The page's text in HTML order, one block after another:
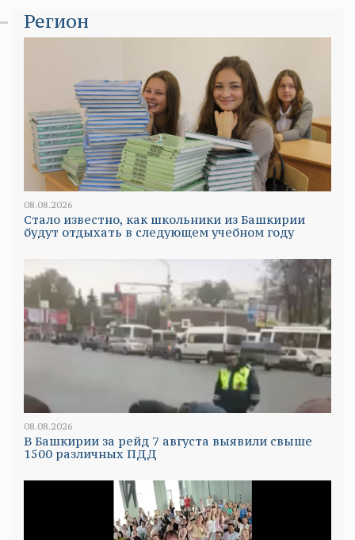
Регион
08.08.2026
Стало известно, как школьники из Башкирии
будут отдыхать в следующем учебном году
08.08.2026
В Башкирии за рейд 7 августа выявили свыше
1500 различных ПДД